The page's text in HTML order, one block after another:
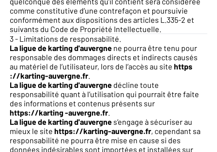
comme constitutive d’une contrefaçon et poursuivie
conformément aux dispositions des articles L.335-2 et
suivants du Code de Propriété Intellectuelle.
3 - Limitations de responsabilité.
La ligue de karting d'auvergne ne pourra être tenu pour
responsable des dommages directs et indirects causés
au matériel de l’utilisateur, lors de l’accès au site https
://karting-auvergne.fr.
La ligue de karting d'auvergne décline toute
responsabilité quant à l’utilisation qui pourrait être faite
des informations et contenus présents sur
https://karting-auvergne.fr.
La ligue de karting d'auvergne s’engage à sécuriser au
mieux le site https://karting-auvergne.fr, cependant sa
responsabilité ne pourra être mise en cause si des
données indésirables sont importées et installées sur